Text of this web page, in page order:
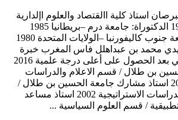
استاذ كلية االقتصاد والعلوم اإلدارية
حاصل على 1993 الدكتوراة: جامعة درم –بريطانيا 1985
الماجستير: جامعة جنوب كاليفورنبا –الولايات المتحدة 1980
محمد بن عبداهلل فاس المغرب خبرة
التدريس الجامعي بعد الحصول على أعلى درجة علمية 2016
بن طلال / قسم الاعلام والدراسات
الاستراتيجية 2008 استاذ مشارك جامعة الحسين بن طلال /
قسم الاعلام والدراسات الاستراتيجية 2002 استاذ مساعد
/ قسم العلوم السياسية ...